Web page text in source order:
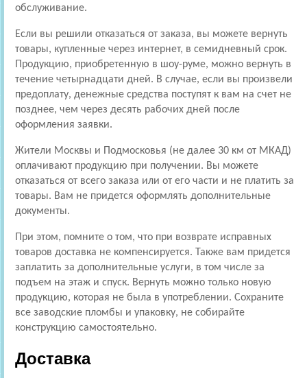
обслуживание.
Если вы решили отказаться от заказа, вы можете вернуть
товары, купленные через интернет, в семидневный срок.
Продукцию, приобретенную в шоу-руме, можно вернуть в
течение четырнадцати дней. В случае, если вы произвели
предоплату, денежные средства поступят к вам на счет не
позднее, чем через десять рабочих дней после
оформления заявки.
Жители Москвы и Подмосковья (не далее 30 км от МКАД)
оплачивают продукцию при получении. Вы можете
отказаться от всего заказа или от его части и не платить за
товары. Вам не придется оформлять дополнительные
документы.
При этом, помните о том, что при возврате исправных
товаров доставка не компенсируется. Также вам придется
заплатить за дополнительные услуги, в том числе за
подъем на этаж и спуск. Вернуть можно только новую
продукцию, которая не была в употреблении. Сохраните
все заводские пломбы и упаковку, не собирайте
конструкцию самостоятельно.
Доставка